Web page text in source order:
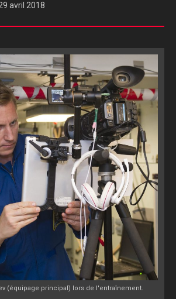
avril 2018
(équipage principal) lors de l'entraînement.